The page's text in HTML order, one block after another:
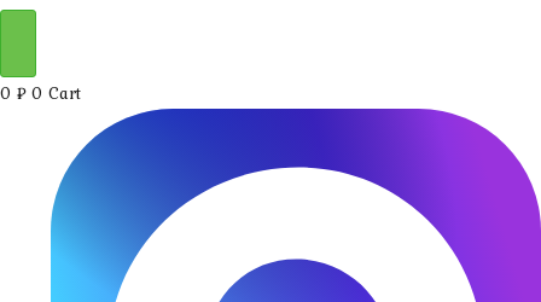
0 ₽ 0 Cart